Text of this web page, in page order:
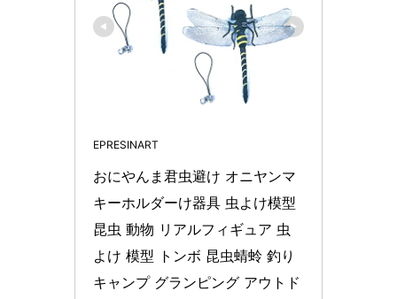
EPRESINART
おにやんま君虫避け オニヤンマ
キーホルダーけ器具 虫よけ模型
昆虫 動物 リアルフィギュア 虫
よけ 模型 トンボ 昆虫蜻蛉 釣り
キャンプ グランピング アウトド